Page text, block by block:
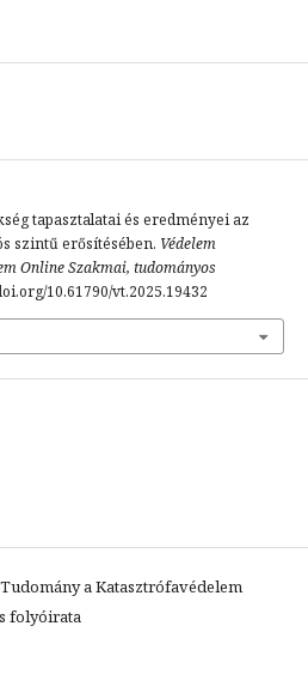
tapasztalatai és eredményei az
szintű erősítésében. Védelem
Online Szakmai, tudományos
10.61790/vt.2025.19432
a Katasztrófavédelem
folyóirata